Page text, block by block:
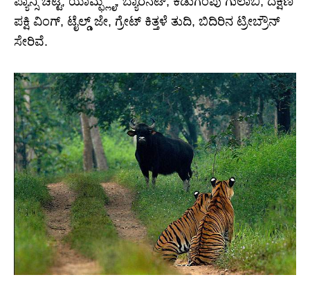
ಪಕ್ಷಿ ವಿಂಗ್, ಟೈಲ್ಡ್ ಜೇ, ಗ್ರೇಟ್ ಕಿತ್ತಳೆ ತುದಿ, ಬಿದಿರಿನ ಟ್ರೀಬ್ರೌನ್
ಸೇರಿವೆ.